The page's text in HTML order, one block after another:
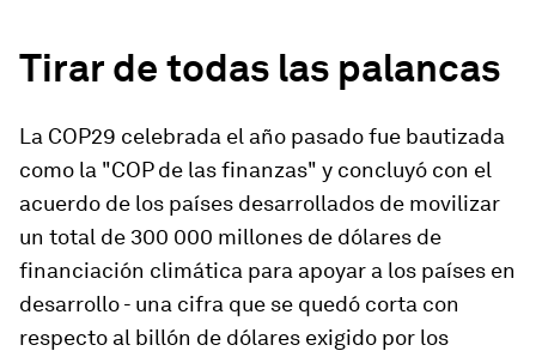
Tirar de todas las palancas
La COP29 celebrada el año pasado fue bautizada
como la "COP de las finanzas" y concluyó con el
acuerdo de los países desarrollados de movilizar
un total de 300 000 millones de dólares de
financiación climática para apoyar a los países en
desarrollo - una cifra que se quedó corta con
respecto al billón de dólares exigido por los